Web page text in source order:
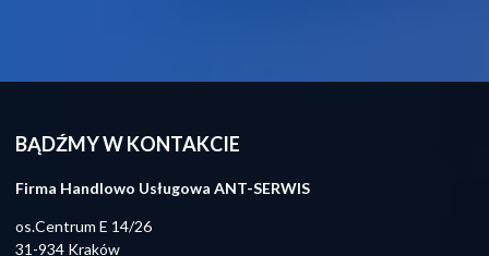
BĄDŹMY W KONTAKCIE
Firma Handlowo Usługowa ANT-SERWIS
os.Centrum E 14/26
31-934 Kraków